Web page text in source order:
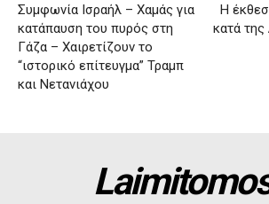
Συμφωνία Ισραήλ – Χαμάς για
κατάπαυση του πυρός στη
Γάζα – Χαιρετίζουν το
“ιστορικό επίτευγμα” Τραμπ
και Νετανιάχου
Η
κατά της